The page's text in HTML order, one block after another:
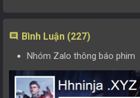
comment Bình Luận (227)
Nhóm Zalo thông báo phim